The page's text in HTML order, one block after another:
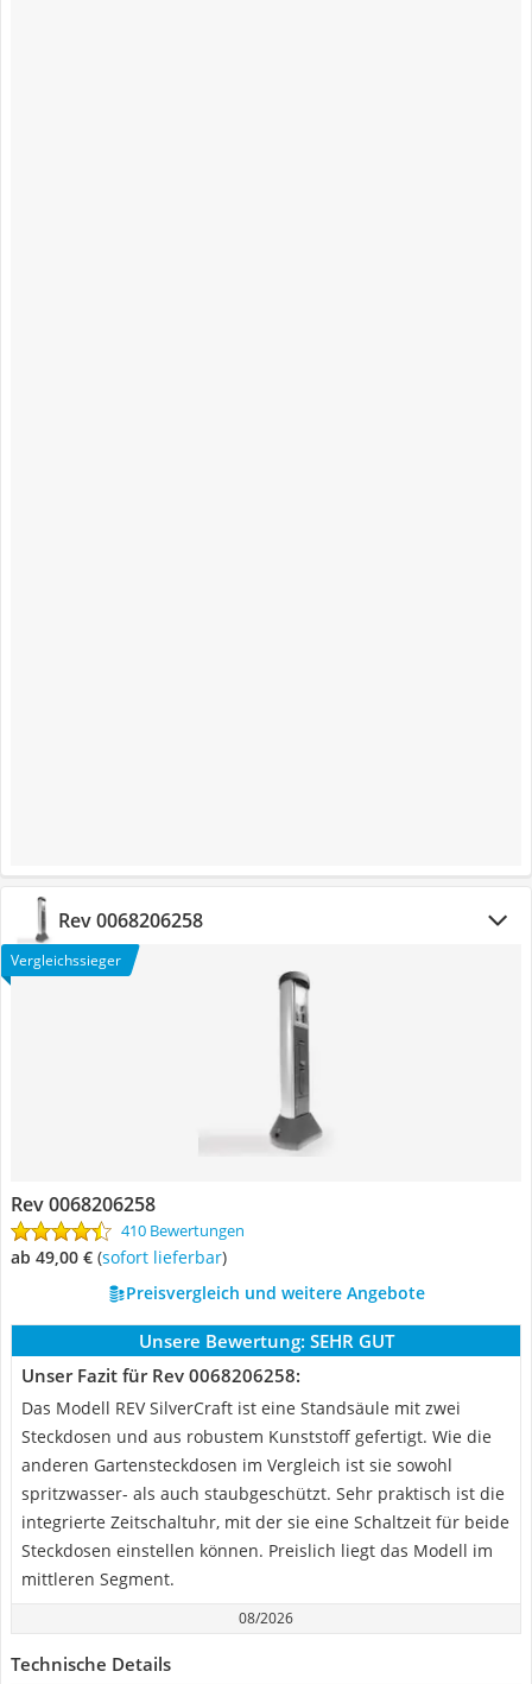
Rev 0068206258
Vergleichssieger
Rev 0068206258
410 Bewertungen
ab 49,00 € ( Sofort lieferbar)
Preisvergleich und weitere Angebote
Unsere Bewertung: SEHR GUT
Unser Fazit für Rev 0068206258:
Das Modell REV SilverCraft ist eine Standsäule mit zwei
Steckdosen und aus robustem Kunststoff gefertigt. Wie die
anderen Gartensteckdosen im Vergleich ist sie sowohl
spritzwasser- als auch staubgeschützt. Sehr praktisch ist die
integrierte Zeitschaltuhr, mit der sie eine Schaltzeit für beide
Steckdosen einstellen können. Preislich liegt das Modell im
mittleren Segment.
08/2026
Technische Details